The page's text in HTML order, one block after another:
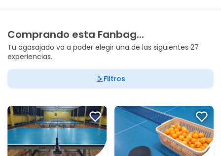
Comprando esta Fanbag...
Tu agasajado va a poder elegir una de las siguientes 27
experiencias.
Filtros